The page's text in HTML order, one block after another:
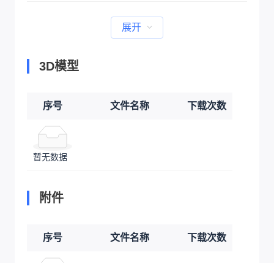
展开
3D模型
序号 文件名称 下载次数
暂无数据
附件
序号 文件名称 下载次数